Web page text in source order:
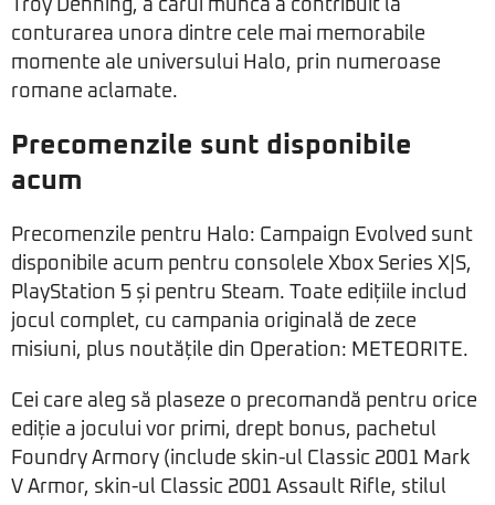
Troy Denning, a cărui muncă a contribuit la
conturarea unora dintre cele mai memorabile
momente ale universului Halo, prin numeroase
romane aclamate.
Precomenzile sunt disponibile
acum
Precomenzile pentru Halo: Campaign Evolved sunt
disponibile acum pentru consolele Xbox Series X|S,
PlayStation 5 și pentru Steam. Toate edițiile includ
jocul complet, cu campania originală de zece
misiuni, plus noutățile din Operation: METEORITE.
Cei care aleg să plaseze o precomandă pentru orice
ediție a jocului vor primi, drept bonus, pachetul
Foundry Armory (include skin-ul Classic 2001 Mark
V Armor, skin-ul Classic 2001 Assault Rifle, stilul